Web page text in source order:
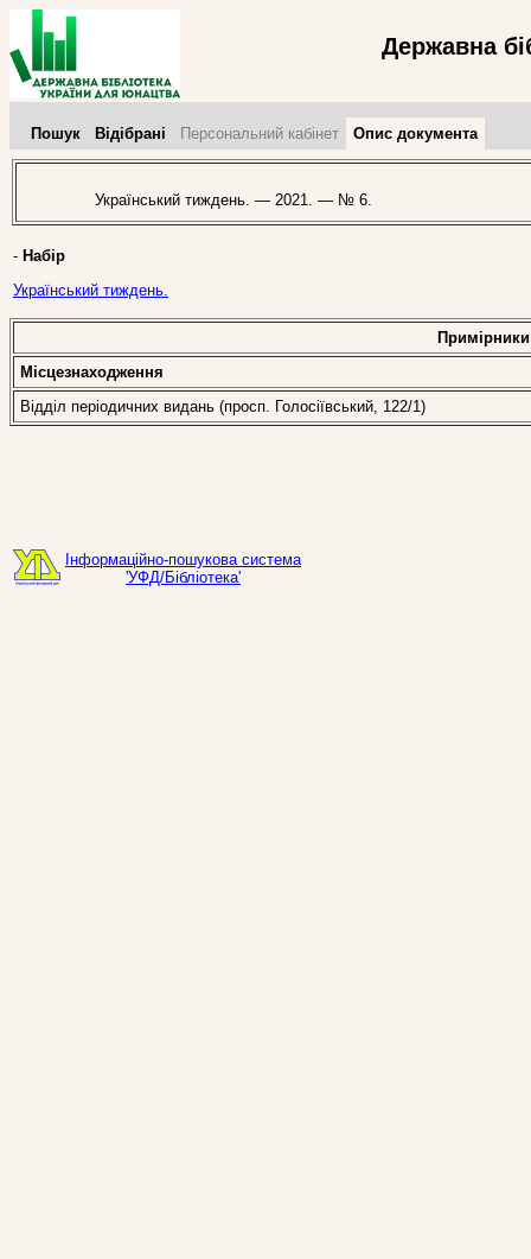
Державна
Пошук Відібрані Персональний кабінет Опис документа
Український тиждень. — 2021. — № 6.
- Набір
Український тиждень.
Примірники
Місцезнаходження
Відділ періодичних видань (просп. Голосіївський, 122/1)
Інформаційно-пошукова система
'УФД/Бібліотека'